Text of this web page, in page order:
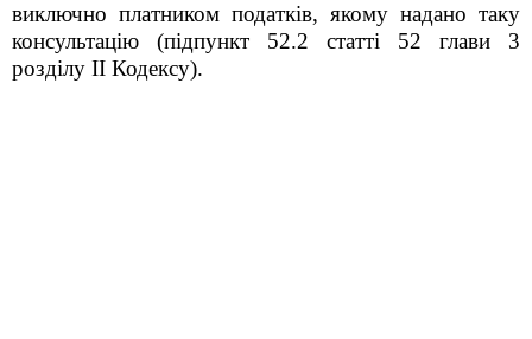
виключно платником податків, якому надано таку
консультацію (підпункт 52.2 статті 52 глави 3
розділу ІІ Кодексу).